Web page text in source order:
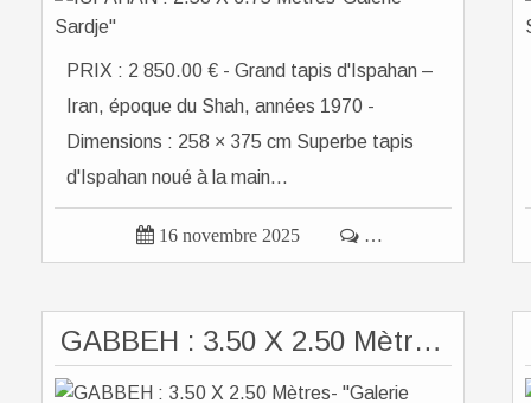
PRIX : 2 850.00 € - Grand tapis d'Ispahan –
Iran, époque du Shah, années 1970 -
Dimensions : 258 × 375 cm Superbe tapis
d'Ispahan noué à la main...
 16 novembre 2025  …
GABBEH : 3.50 X 2.50 Mètres- "Galerie Sardje"